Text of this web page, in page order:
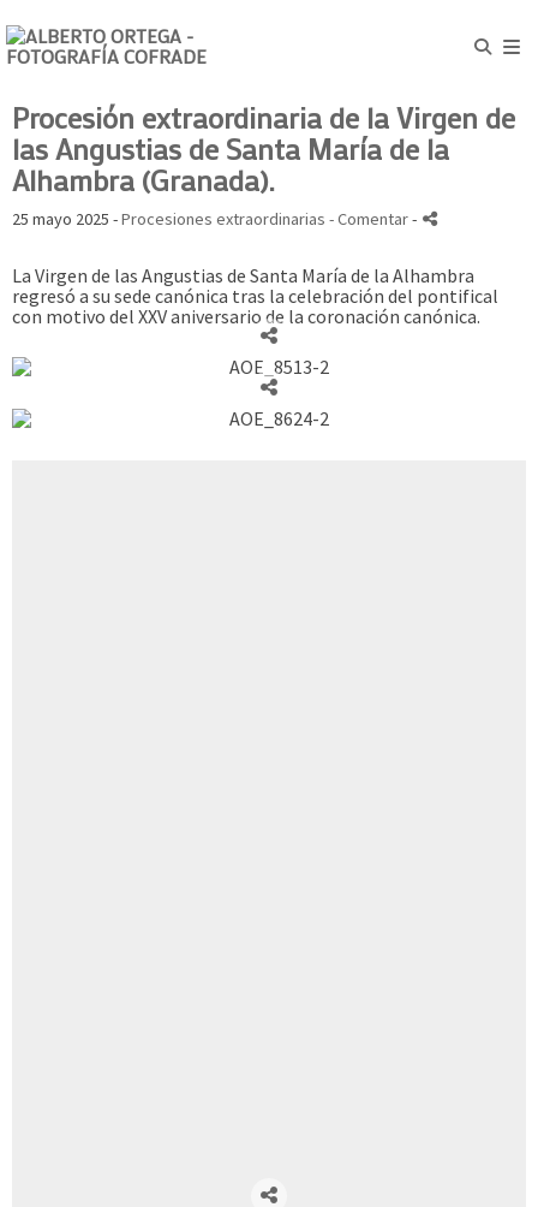
Procesión extraordinaria de la Virgen de
las Angustias de Santa María de la
Alhambra (Granada).
25 mayo 2025 -Procesiones extraordinarias - Comentar-
La Virgen de las Angustias de Santa María de la Alhambra
regresó a su sede canónica tras la celebración del pontifical
con motivo del XXV aniversario de la coronación canónica.